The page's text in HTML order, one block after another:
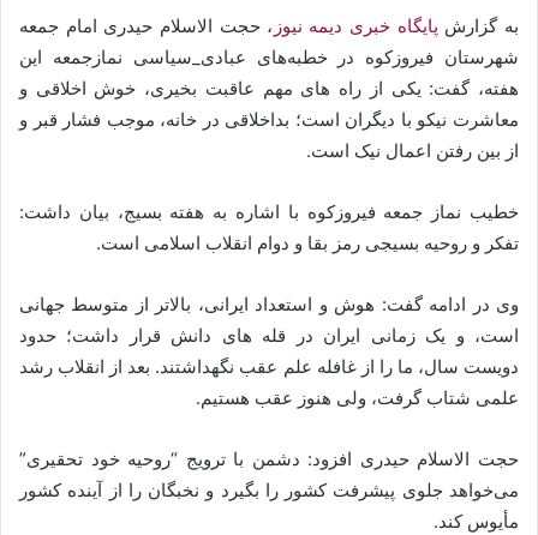
به گزارش پایگاه خبری دیمه نیوز ، حجت الاسلام حیدری امام جمعه
شهرستان فیروزکوه در خطبه‌های عبادی_سیاسی نمازجمعه این
هفته، گفت: یکی از راه های مهم عاقبت بخیری، خوش اخلاقی و
معاشرت نیکو با دیگران است؛ بداخلاقی در خانه، موجب فشار قبر و
از بین رفتن اعمال نیک است.
خطیب نماز جمعه فیروزکوه با اشاره به هفته بسیج، بیان داشت:
تفکر و روحیه بسیجی رمز بقا و دوام انقلاب اسلامی است.
وی در ادامه گفت: هوش و استعداد ایرانی، بالاتر از متوسط جهانی
است، و یک زمانی ایران در قله های دانش قرار داشت؛ حدود
دویست سال، ما را از غافله علم عقب نگهداشتند. بعد از انقلاب رشد
علمی شتاب گرفت، ولی هنوز عقب هستیم.
حجت الاسلام حیدری افزود: دشمن با ترویج “روحیه خود تحقیری”
می‌خواهد جلوی پیشرفت کشور را بگیرد و نخبگان را از آینده کشور
مأیوس کند.